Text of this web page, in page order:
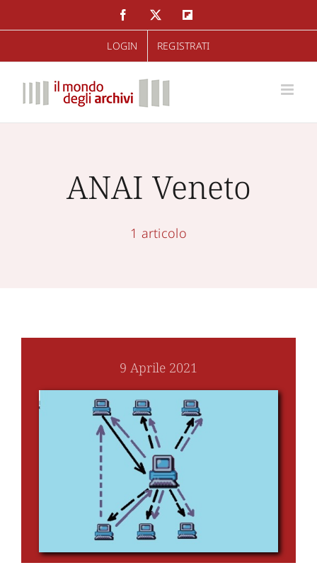
al
FacebookTwitter
LOGIN REGISTRATI
ANAI Veneto
1 articolo
9 Aprile 2021